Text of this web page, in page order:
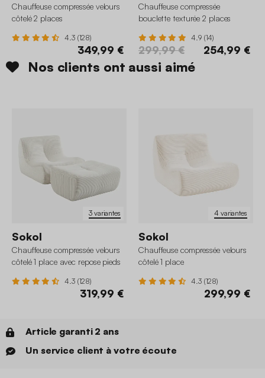
Chauffeuse compressée velours
côtelé 2 places
4.3 (128)
349,99 €
Chauffeuse compressée
bouclette texturée 2 places
4.9 (14)
299,99 € 254,99 €
Nos clients ont aussi aimé
3 variantes
Sokol
Chauffeuse compressée velours
côtelé 1 place avec repose pieds
4.3 (128)
319,99 €
4 variantes
Sokol
Chauffeuse compressée velours
côtelé 1 place
4.3 (128)
299,99 €
Article garanti 2 ans
Un service client à votre écoute